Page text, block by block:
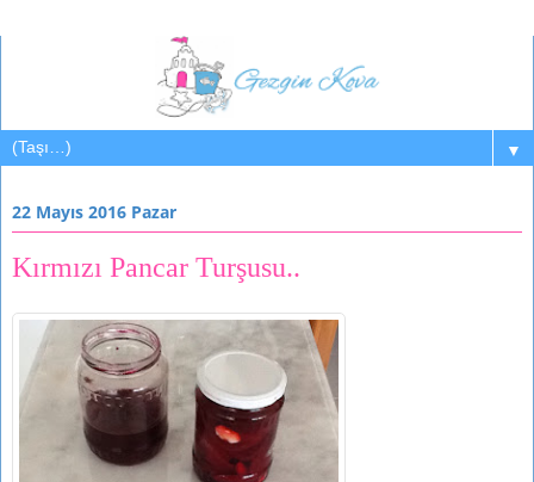
▼
22 Mayıs 2016 Pazar
Kırmızı Pancar Turşusu..